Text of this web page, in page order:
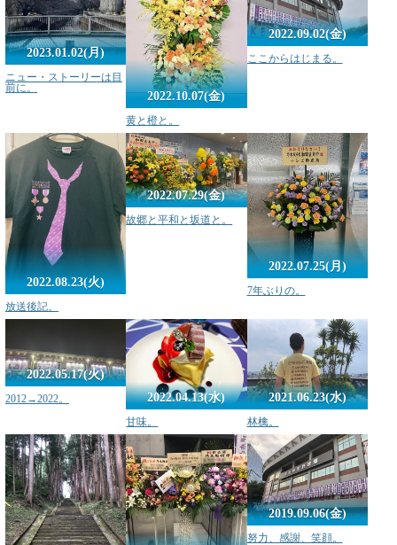
2023.01.02(月)
ニュー・ストーリーは目
前に。
2022.10.07(金)
黄と橙と。
2022.09.02(金)
ここからはじまる。
2022.08.23(火)
放送後記。
2022.07.29(金)
故郷と平和と坂道と。
2022.07.25(月)
7年ぶりの。
2022.05.17(火)
2012→2022。 2022.04.13(水)
甘味。
2021.06.23(水)
林檎。
2019.09.06(金)
努力、感謝、笑顔。